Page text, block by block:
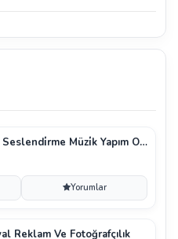
As Seslendi̇rme - As Seslendi̇rme Müzi̇k Yapım Organi̇
Yorumlar
Reklam Ve Fotoğrafçılık